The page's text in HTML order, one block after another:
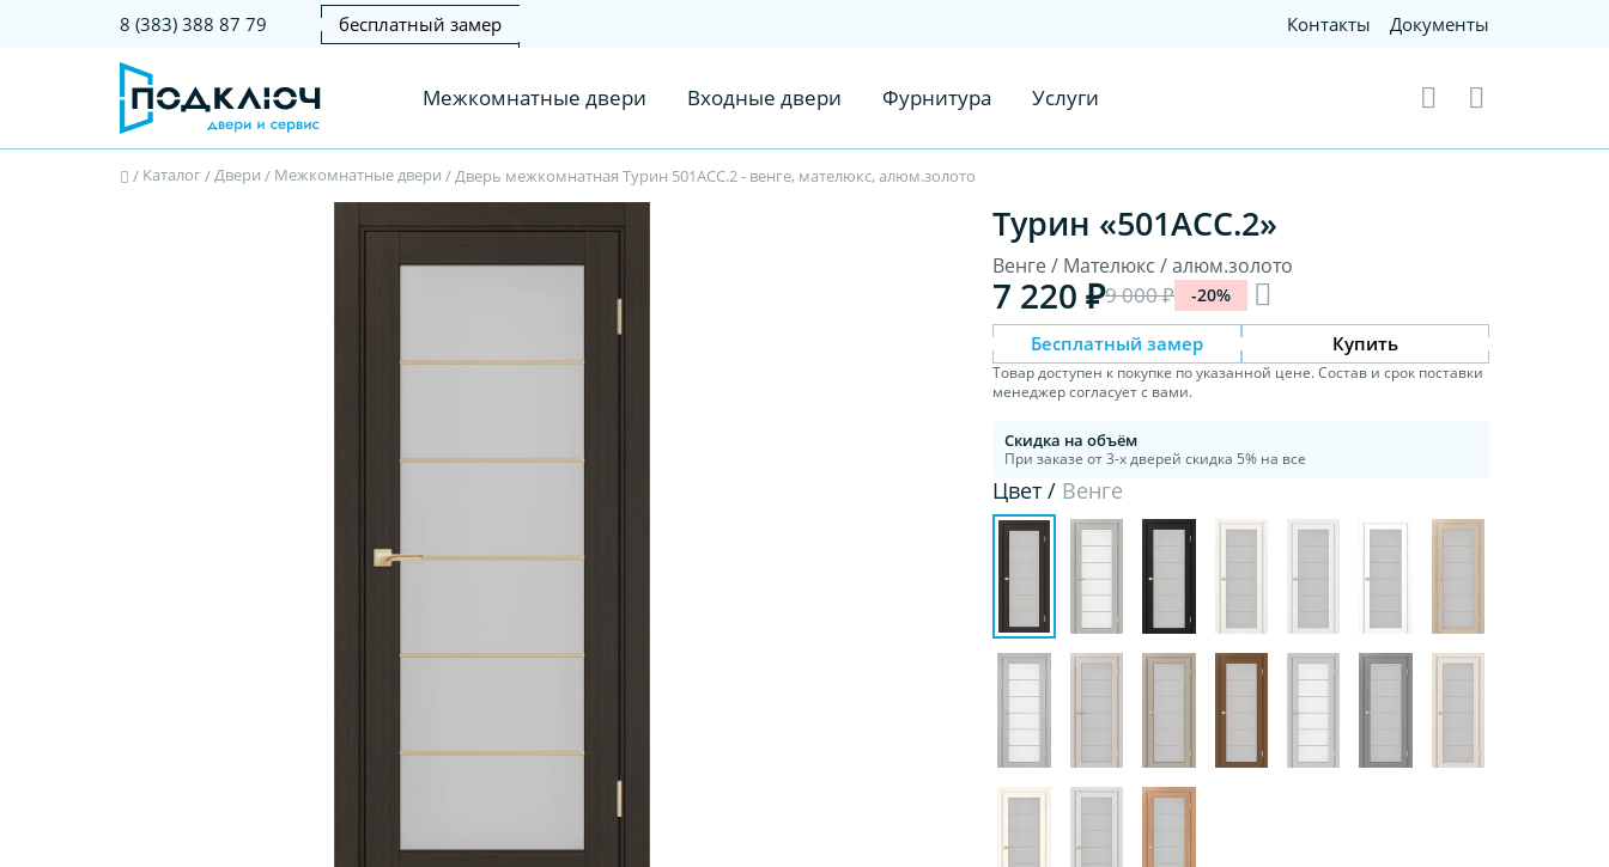
8 (383) 388 87 79 бесплатный замер Контакты Документы
Межкомнатные двери Входные двери Фурнитура Услуги
/ Каталог/Двери / Межкомнатные двери /Дверь межкомнатная Турин 501АСС.2 - венге, мателюкс, алюм.золото
Турин «501АСС.2»
Венге / Мателюкс / алюм.золото
7 220 ₽9 000 ₽ -20%
Бесплатный замер Купить
Товар доступен к покупке по указанной цене. Состав и срок поставки
менеджер согласует с вами.
Скидка на объём
При заказе от 3-х дверей скидка 5% на все
Цвет / Венге